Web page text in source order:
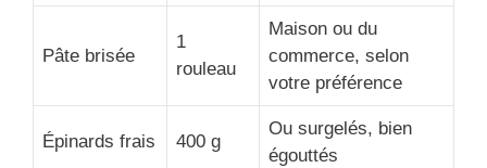
Pâte brisée
1
rouleau
Maison ou du
commerce, selon
votre préférence
Épinards frais 400 g
Ou surgelés, bien
égouttés